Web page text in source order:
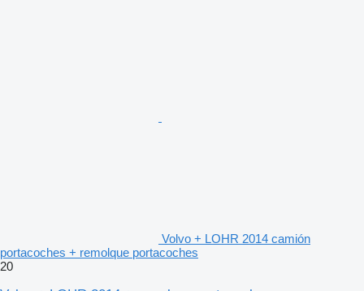
Volvo + LOHR 2014 camión
portacoches + remolque portacoches
20